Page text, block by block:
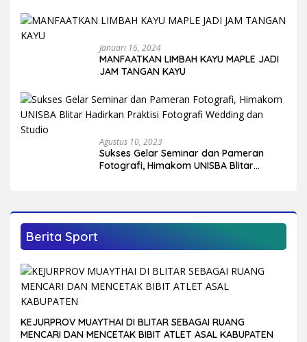
Januari 16, 2024
MANFAATKAN LIMBAH KAYU MAPLE JADI
JAM TANGAN KAYU
Agustus 10, 2023
Sukses Gelar Seminar dan Pameran
Fotografi, Himakom UNISBA Blitar
Berita Sport
KEJURPROV MUAYTHAI DI BLITAR SEBAGAI RUANG
MENCARI DAN MENCETAK BIBIT ATLET ASAL KABUPATEN